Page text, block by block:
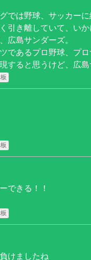
では野球、サッカーに
引き離していて、い
広島サンダーズ。
であるプロ野球、プ
すると思うけど、広
できる！！
けましたね